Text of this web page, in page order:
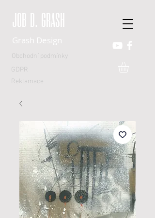
JOB D. GRASH
Grash Design
Obchodní podmínky
GDPR
Reklamace